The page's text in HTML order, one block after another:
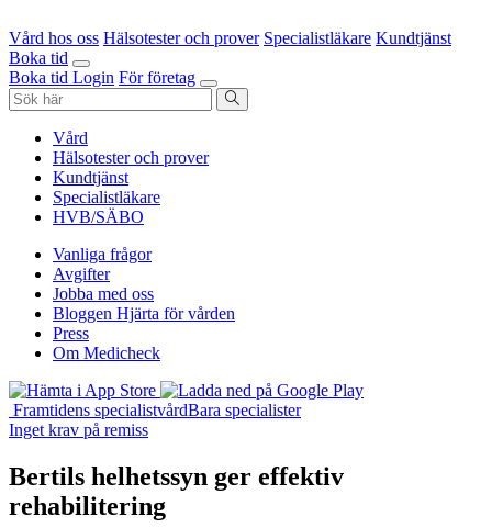
Vård hos oss Hälsotester och prover Specialistläkare Kundtjänst
Boka tid
Boka tid Login För företag
Vård
Hälsotester och prover
Kundtjänst
Specialistläkare
HVB/SÄBO
Vanliga frågor
Avgifter
Jobba med oss
Bloggen Hjärta för vården
Press
Om Medicheck
Framtidens specialistvårdBara specialister
Inget krav på remiss
Bertils helhetssyn ger effektiv
rehabilitering